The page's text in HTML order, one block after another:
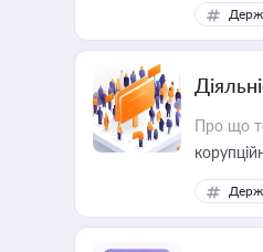
Про що
та бізнесі